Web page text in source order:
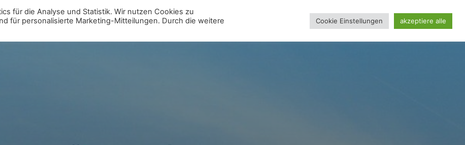
MENÜ ZUR VEREINSSEITE
für die Analyse und Statistik. Wir nutzen Cookies zu
für personalisierte Marketing-Mitteilungen. Durch die weitere
Cookie Einstellungen akzeptiere alle